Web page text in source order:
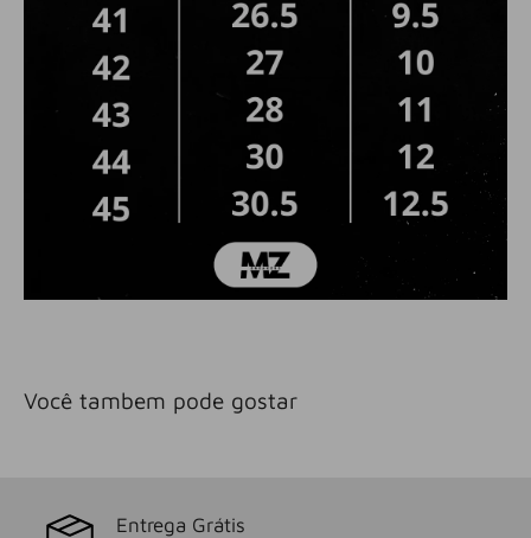
Você tambem pode gostar
Entrega Grátis